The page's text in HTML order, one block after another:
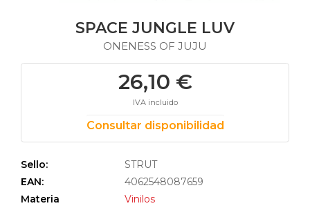
SPACE JUNGLE LUV
ONENESS OF JUJU
26,10 €
IVA incluido
Consultar disponibilidad
Sello:
STRUT
EAN:
4062548087659
Materia
Vinilos